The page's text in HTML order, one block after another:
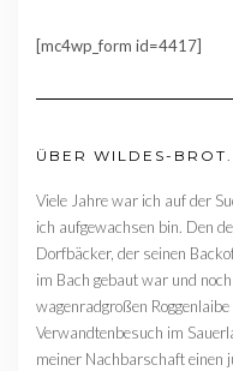
[mc4wp_form id=4417]
ÜBER WILDES-
Viele Jahre war ich auf der
ich aufgewachsen bin. Den
Dorfbäcker, der seinen
im Bach gebaut war und
wagenradgroßen
Verwandtenbesuch im
meiner Nachbarschaft einen